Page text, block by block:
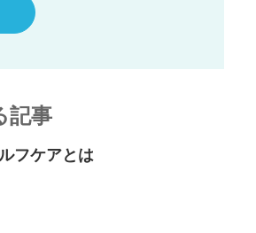
記事
フケアとは